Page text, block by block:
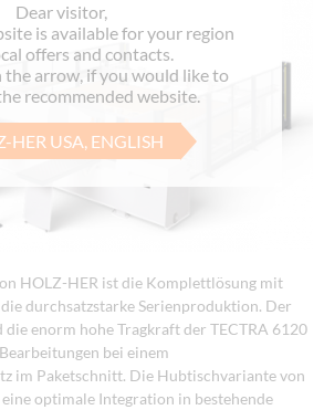
Dear visitor,
is available for your region
offers and contacts.
the arrow, if you would like to
recommended website.
HER USA, ENGLISH
HOLZ-HER ist die Komplettlösung mit
durchsatzstarke Serienproduktion. Der
enorm hohe Tragkraft der TECTRA 6120
bei einem
im Paketschnitt. Die Hubtischvariante von
optimale Integration in bestehende